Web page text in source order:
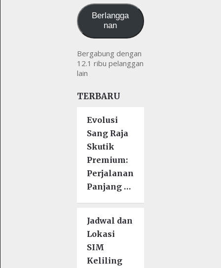
Berlangga
nan
Bergabung dengan
12.1 ribu pelanggan
lain
TERBARU
Evolusi
Sang Raja
Skutik
Premium:
Perjalanan
Panjang …
Jadwal dan
Lokasi
SIM
Keliling